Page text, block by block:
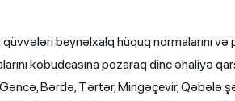
beynəlxalq hüquq normalarını və
kobudcasına pozaraq dinc əhaliyə
Bərdə, Tərtər, Mingəçevir, Qəbələ